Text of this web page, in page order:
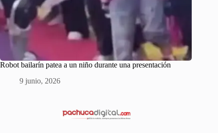
Robot bailarín patea a un niño durante una presentación
9 junio, 2026